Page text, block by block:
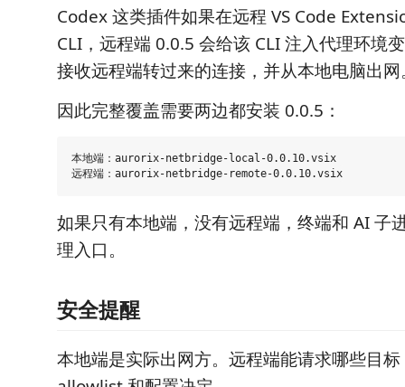
Codex 这类插件如果在远程 VS Code
CLI，远程端 0.0.5 会给该 CLI 注入代理环境
接收远程端转过来的连接，并从本地电脑出网
因此完整覆盖需要两边都安装 0.0.5：
本地端：aurorix-netbridge-local-0.0.10.vsix
如果只有本地端，没有远程端，终端和 AI 子
理入口。
安全提醒
本地端是实际出网方。远程端能请求哪些目